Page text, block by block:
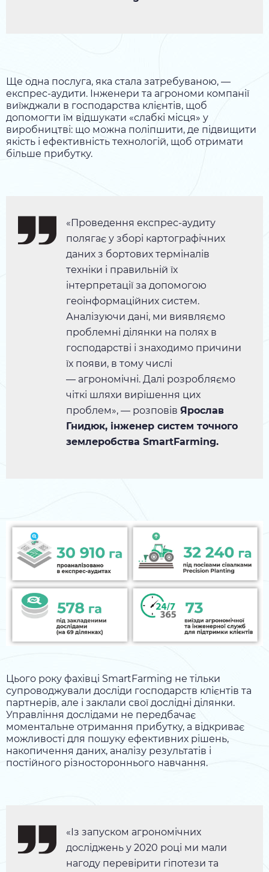
Ще одна послуга, яка стала затребуваною, —
експрес-аудити. Інженери та агрономи компанії
виїжджали в господарства клієнтів, щоб
допомогти їм відшукати «слабкі місця» у
виробництві: що можна поліпшити, де підвищити
якість і ефективність технологій, щоб отримати
більше прибутку.
«Проведення експрес-аудиту
полягає у зборі картографічних
даних з бортових терміналів
техніки і правильній їх
інтерпретації за допомогою
геоінформаційних систем.
Аналізуючи дані, ми виявляємо
проблемні ділянки на полях в
господарстві і знаходимо причини
їх появи, в тому числі
— агрономічні. Далі розробляємо
чіткі шляхи вирішення цих
проблем», — розповів Ярослав
Гнидюк, інженер систем точного
землеробства SmartFarming.
Цього року фахівці SmartFarming не тільки
супроводжували досліди господарств клієнтів та
партнерів, але і заклали свої дослідні ділянки.
Управління дослідами не передбачає
моментальне отримання прибутку, а відкриває
можливості для пошуку ефективних рішень,
накопичення даних, аналізу результатів і
постійного різностороннього навчання.
«Із запуском агрономічних
досліджень у 2020 році ми мали
нагоду перевірити гіпотези та